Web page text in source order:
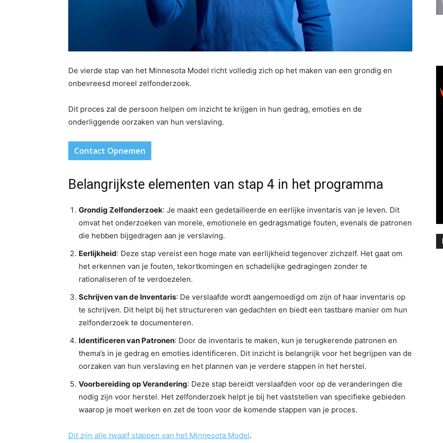
De vierde stap van het Minnesota Model richt volledig zich op het maken van een grondig en
onbevreesd moreel zelfonderzoek.
Dit proces zal de persoon helpen om inzicht te krijgen in hun gedrag, emoties en de
onderliggende oorzaken van hun verslaving.
Contact Opnemen
Belangrijkste elementen van stap 4 in het programma
Grondig Zelfonderzoek: Je maakt een gedetailleerde en eerlijke inventaris van je leven. Dit
omvat het onderzoeken van morele, emotionele en gedragsmatige fouten, evenals de patronen
die hebben bijgedragen aan je verslaving.
Eerlijkheid: Deze stap vereist een hoge mate van eerlijkheid tegenover zichzelf. Het gaat om
het erkennen van je fouten, tekortkomingen en schadelijke gedragingen zonder te
rationaliseren of te verdoezelen.
Schrijven van de Inventaris: De verslaafde wordt aangemoedigd om zijn of haar inventaris op
te schrijven. Dit helpt bij het structureren van gedachten en biedt een tastbare manier om hun
zelfonderzoek te documenteren.
Identificeren van Patronen: Door de inventaris te maken, kun je terugkerende patronen en
thema’s in je gedrag en emoties identificeren. Dit inzicht is belangrijk voor het begrijpen van de
oorzaken van hun verslaving en het plannen van je verdere stappen in het herstel.
Voorbereiding op Verandering: Deze stap bereidt verslaafden voor op de veranderingen die
nodig zijn voor herstel. Het zelfonderzoek helpt je bij het vaststellen van specifieke gebieden
waarop je moet werken en zet de toon voor de komende stappen van je proces.
Dit zijn alle twaalf stappen van het Minnesota Model.